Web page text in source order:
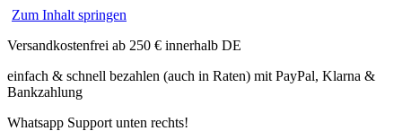
Zum Inhalt springen
Versandkostenfrei ab 250 € innerhalb DE
einfach & schnell bezahlen (auch in Raten) mit PayPal, Klarna &
Bankzahlung
Whatsapp Support unten rechts!